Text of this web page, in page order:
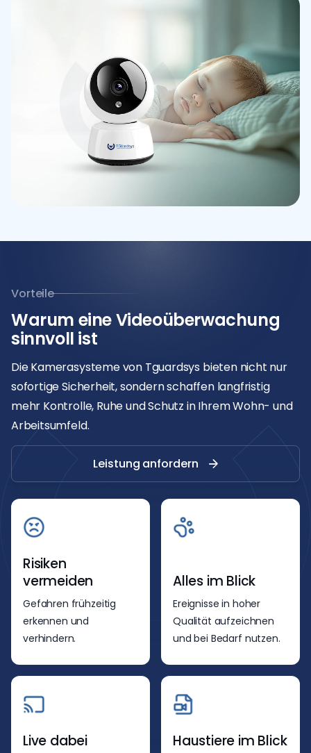
Risiken
vermeiden
Gefahren frühzeitig
erkennen und
verhindern.
Alles im Blick
Ereignisse in hoher
Qualität aufzeichnen
und bei Bedarf nutzen.
Live dabei Haustiere im Blick
Vorteile
Warum eine Videoüberwachung
sinnvoll ist
Die Kamerasysteme von Tguardsys bieten nicht nur
sofortige Sicherheit, sondern schaffen langfristig
mehr Kontrolle, Ruhe und Schutz in Ihrem Wohn- und
Arbeitsumfeld.
Leistung anfordern